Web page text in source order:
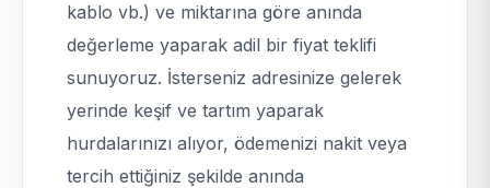
kablo vb.) ve miktarına göre anında
değerleme yaparak adil bir fiyat teklifi
sunuyoruz. İsterseniz adresinize gelerek
yerinde keşif ve tartım yaparak
hurdalarınızı alıyor, ödemenizi nakit veya
tercih ettiğiniz şekilde anında